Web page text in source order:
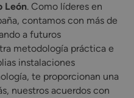
León. Como líderes en
contamos con más de
a futuros
metodología práctica e
instalaciones
te proporcionan una
nuestros acuerdos con